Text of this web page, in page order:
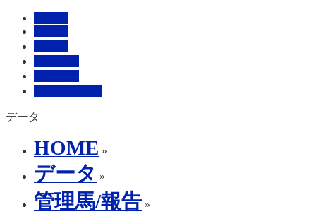
データ
HOME »
データ »
管理馬/報告 »